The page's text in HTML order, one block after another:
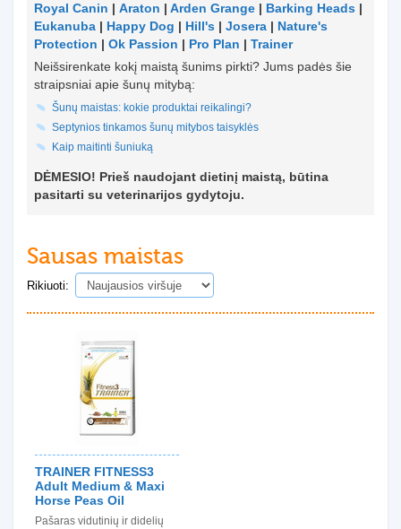
Royal Canin | Araton | Arden Grange | Barking Heads |
Eukanuba | Happy Dog | Hill's | Josera | Nature's
Protection | Ok Passion | Pro Plan | Trainer
Neišsirenkate kokį maistą šunims pirkti? Jums padės šie
straipsniai apie šunų mitybą:
Šunų maistas: kokie produktai reikalingi?
Septynios tinkamos šunų mitybos taisyklės
Kaip maitinti šuniuką
DĖMESIO! Prieš naudojant dietinį maistą, būtina
pasitarti su veterinarijos gydytoju.
Sausas maistas
Rikiuoti:
TRAINER FITNESS3
Adult Medium & Maxi
Horse Peas Oil
Pašaras vidutinių ir didelių